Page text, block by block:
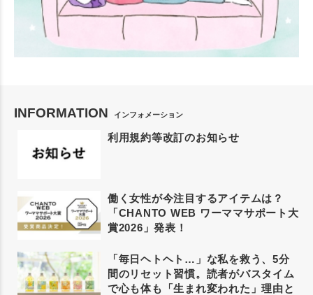
INFORMATION インフォメーション
利用規約等改訂のお知らせ
働く女性が今注目するアイテムは？
「CHANTO WEB ワーママサポート大
賞2026」発表！
「毎日ヘトヘト…」な私を救う、5分
間のリセット習慣。読者がバスタイム
で心も体も「生まれ変われた」理由と